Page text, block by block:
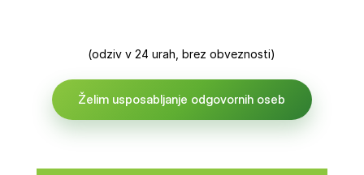
(odziv v 24 urah, brez obveznosti)
Želim usposabljanje odgovornih oseb